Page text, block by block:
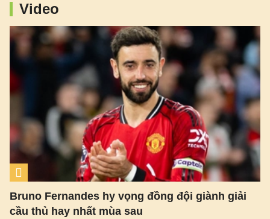
Video
Bruno Fernandes hy vọng đồng đội giành giải
cầu thủ hay nhất mùa sau